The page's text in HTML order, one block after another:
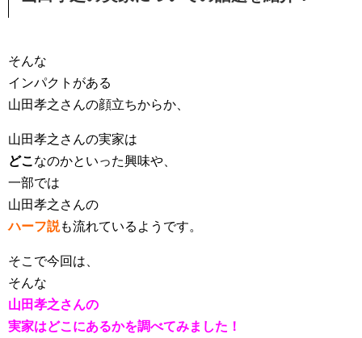
そんな
インパクトがある
山田孝之さんの顔立ちからか、
山田孝之さんの実家は
どこ なのかといった興味や、
一部では
山田孝之さんの
ハーフ説も流れているようです。
そこで今回は、
そんな
山田孝之さんの
実家はどこにあるかを調べてみました！